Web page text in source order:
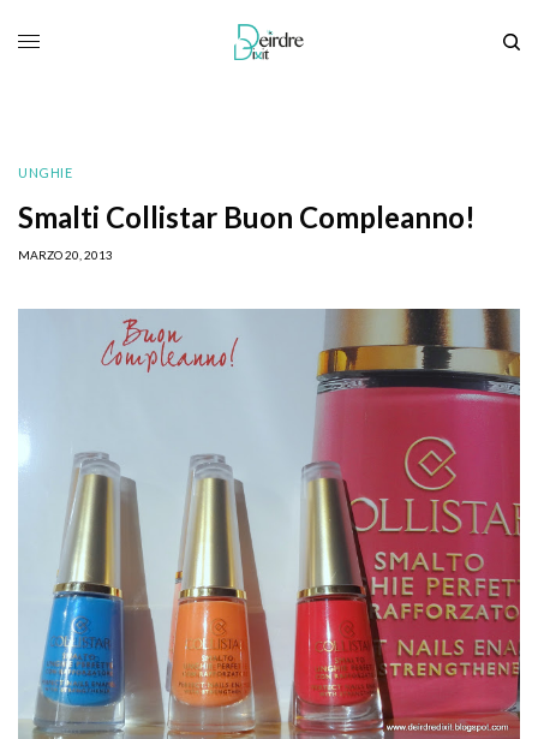
UNGHIE
Smalti Collistar Buon Compleanno!
MARZO 20, 2013